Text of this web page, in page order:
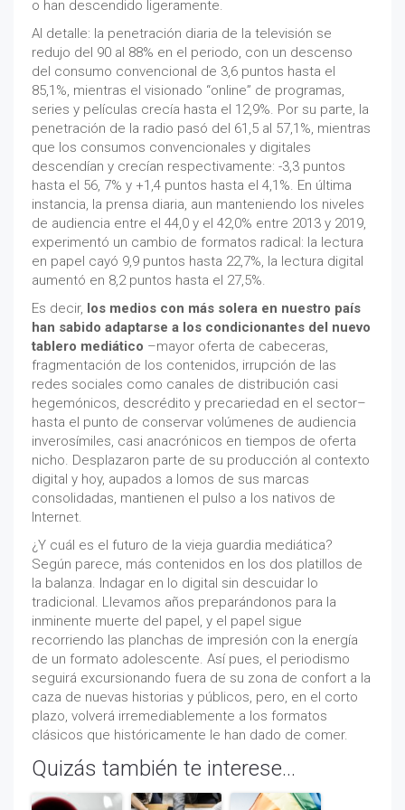
o han descendido ligeramente.
Al detalle: la penetración diaria de la televisión se
redujo del 90 al 88% en el periodo, con un descenso
del consumo convencional de 3,6 puntos hasta el
85,1%, mientras el visionado “online” de programas,
series y películas crecía hasta el 12,9%. Por su parte, la
penetración de la radio pasó del 61,5 al 57,1%, mientras
que los consumos convencionales y digitales
descendían y crecían respectivamente: -3,3 puntos
hasta el 56, 7% y +1,4 puntos hasta el 4,1%. En última
instancia, la prensa diaria, aun manteniendo los niveles
de audiencia entre el 44,0 y el 42,0% entre 2013 y 2019,
experimentó un cambio de formatos radical: la lectura
en papel cayó 9,9 puntos hasta 22,7%, la lectura digital
aumentó en 8,2 puntos hasta el 27,5%.
Es decir, los medios con más solera en nuestro país
han sabido adaptarse a los condicionantes del nuevo
tablero mediático –mayor oferta de cabeceras,
fragmentación de los contenidos, irrupción de las
redes sociales como canales de distribución casi
hegemónicos, descrédito y precariedad en el sector–
hasta el punto de conservar volúmenes de audiencia
inverosímiles, casi anacrónicos en tiempos de oferta
nicho. Desplazaron parte de su producción al contexto
digital y hoy, aupados a lomos de sus marcas
consolidadas, mantienen el pulso a los nativos de
Internet.
¿Y cuál es el futuro de la vieja guardia mediática?
Según parece, más contenidos en los dos platillos de
la balanza. Indagar en lo digital sin descuidar lo
tradicional. Llevamos años preparándonos para la
inminente muerte del papel, y el papel sigue
recorriendo las planchas de impresión con la energía
de un formato adolescente. Así pues, el periodismo
seguirá excursionando fuera de su zona de confort a la
caza de nuevas historias y públicos, pero, en el corto
plazo, volverá irremediablemente a los formatos
clásicos que históricamente le han dado de comer.
Quizás también te interese...